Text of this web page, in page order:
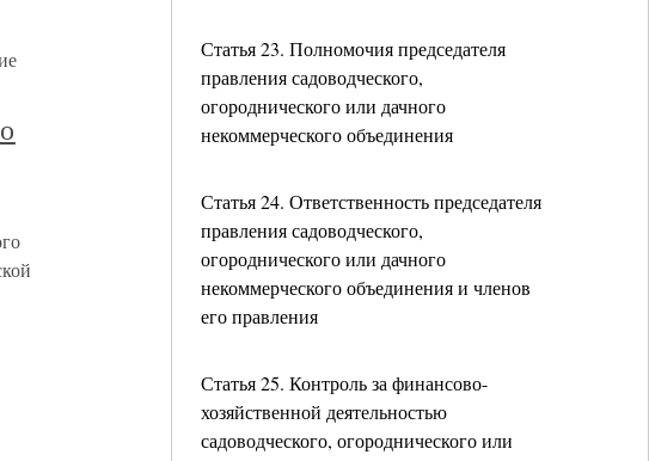
Статья 23. Полномочия председателя
правления садоводческого,
огороднического или дачного
некоммерческого объединения
Статья 24. Ответственность председателя
правления садоводческого,
огороднического или дачного
некоммерческого объединения и членов
его правления
Статья 25. Контроль за финансово-
хозяйственной деятельностью
садоводческого, огороднического или